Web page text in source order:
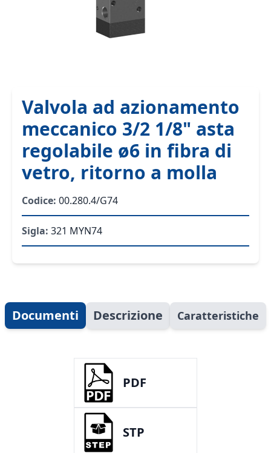
Valvola ad azionamento
meccanico 3/2 1/8" asta
regolabile ø6 in fibra di
vetro, ritorno a molla
Codice: 00.280.4/G74
Sigla: 321 MYN74
Documenti Descrizione Caratteristiche
PDF
STP